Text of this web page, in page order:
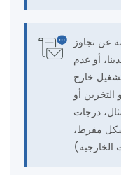
عن تجاوز
أو عدم
خارج
التخزين أو
درجات
مفرط،